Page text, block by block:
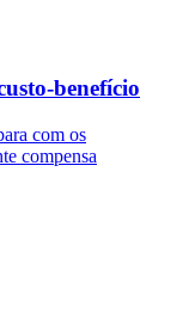
benefício
com os
compensa